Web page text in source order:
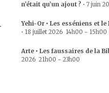
n’était qu’un ajout ? • 7 juin
Yehi-Or • Les esséniens et
• 18 juillet 2026 14h00 - 15h00
Arte • Les faussaires de la
2026 21h00 - 23h00